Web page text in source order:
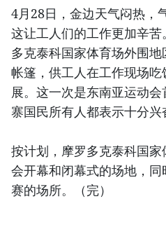
4月28日，金边天气闷热，
这让工人们的工作更加辛
多克泰科国家体育场外围
帐篷，供工人在工作现场
展。这一次是东南亚运动
寨国民所有人都表示十分兴
按计划，摩罗多克泰科国
会开幕和闭幕式的场地，
赛的场所。（完）